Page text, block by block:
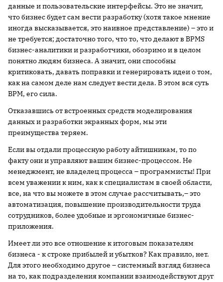
данные и пользовательские интерфейсы. Это не значит,
что бизнес будет сам вести разработку (хотя такое мнение
иногда высказывается, это наивное представление) – это и
не требуется; достаточно того, что то, что делают в BPMS
бизнес-аналитики и разработчики, обозримо и в целом
понятно людям бизнеса. А значит, они способны
критиковать, давать поправки и генерировать идеи о том,
как на самом деле нам следует вести дела. В этом вся суть
BPM, его сила.
Отказавшись от встроенных средств моделирования
данных и разработки экранных форм, мы эти
преимущества теряем.
Если вы отдали процессную работу айтишникам, то по
факту они и управляют вашим бизнес-процессом. Не
менеджмент, не владелец процесса – программисты! При
всем уважении к ним, как к специалистам в своей области,
все, на что вы можете в этом случае рассчитывать,– это
автоматизация, повышение производительности труда
сотрудников, более удобные и эргономичные бизнес-
приложения.
Имеет ли это все отношение к итоговым показателям
бизнеса - к строке прибылей и убытков? Как правило, нет.
Для этого необходимо другое – системный взгляд бизнеса
на то, как подразделения компании взаимодействуют друг